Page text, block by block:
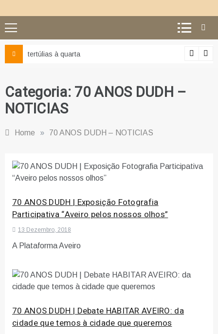
Ciência e religião: como superar o equívoco do
Categoria: 70 ANOS DUDH –
NOTICIAS
Home » 70 ANOS DUDH – NOTICIAS
70 ANOS DUDH | Exposição Fotografia
Participativa “Aveiro pelos nossos olhos”
13 Dezembro, 2018
A Plataforma Aveiro
70 ANOS DUDH | Debate HABITAR AVEIRO: da
cidade que temos à cidade que queremos